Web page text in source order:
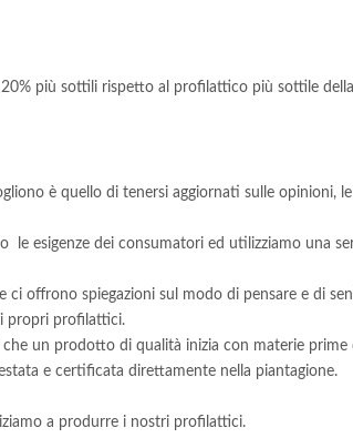
più sottili rispetto al profilattico più sottile
è quello di tenersi aggiornati sulle opinioni,
esigenze dei consumatori ed utilizziamo una
offrono spiegazioni sul modo di pensare e di
propri profilattici.
un prodotto di qualità inizia con materie prime
e certificata direttamente nella piantagione.
a produrre i nostri profilattici.